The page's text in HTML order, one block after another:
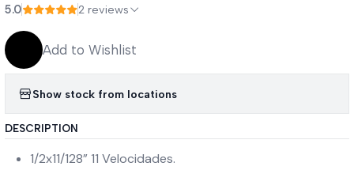
5.0 2 reviews
Add to Wishlist
Show stock from locations
DESCRIPTION
1/2x11/128” 11 Velocidades.